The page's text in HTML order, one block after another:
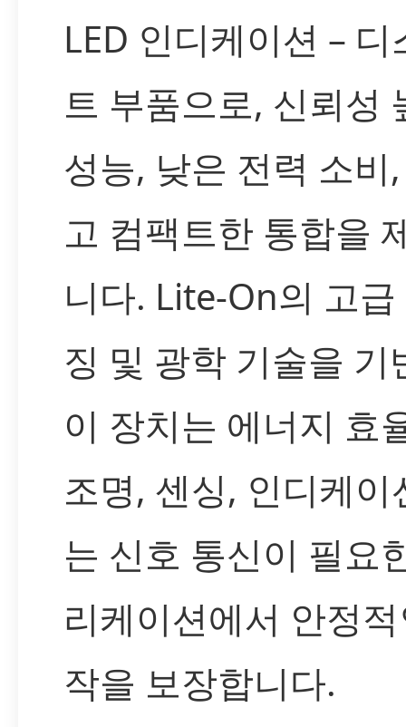
LED 인디케이션 –
트 부품으로, 신뢰성
성능, 낮은 전력 소비
고 컴팩트한 통합을
니다. Lite-On의 고
징 및 광학 기술을 기
이 장치는 에너지 효
조명, 센싱, 인디케이
는 신호 통신이 필요
리케이션에서 안정
작을 보장합니다.